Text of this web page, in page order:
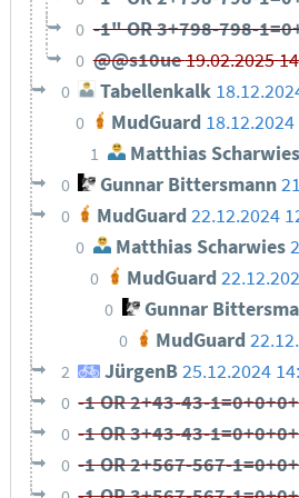
0 -1" OR 3+798-798-
0 @@s10ue19.02.2025
0 Tabellenkalk
0 MudGuard
1 Matthias Scharwies
0 Gunnar Bittersmann
0 MudGuard 22.12.2024
0 Matthias Scharwies
0 MudGuard
0 Gunnar
0 MudGuard
2 JürgenB 25.12.2024
0 -1 OR 2+43-43-
0 -1 OR 3+43-43-
0 -1 OR 2+567-567-